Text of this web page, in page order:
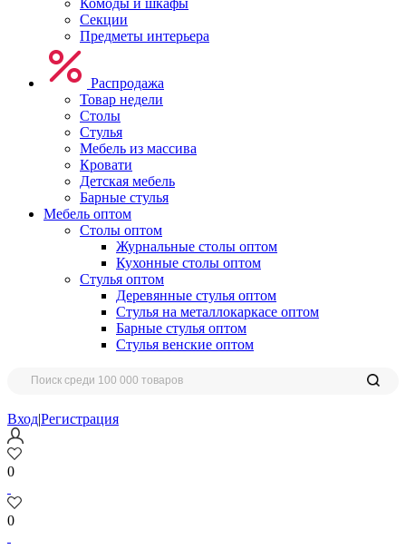
Комоды и шкафы
Секции
Предметы интерьера
Распродажа
Товар недели
Столы
Стулья
Мебель из массива
Кровати
Детская мебель
Барные стулья
Мебель оптом
Столы оптом
Журнальные столы оптом
Кухонные столы оптом
Стулья оптом
Деревянные стулья оптом
Стулья на металлокаркасе оптом
Барные стулья оптом
Стулья венские оптом
Вход|Регистрация
0
0